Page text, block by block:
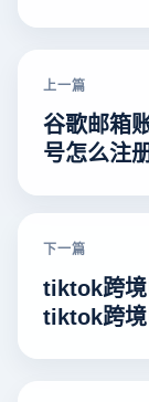
上一篇
谷歌邮箱
号怎么注
下一篇
tiktok跨境
tiktok跨境